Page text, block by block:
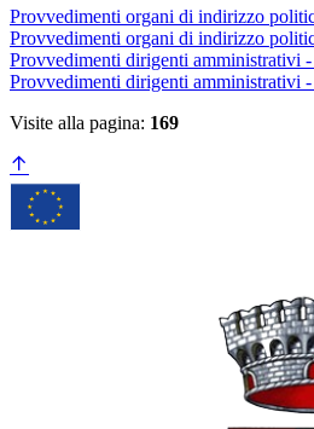
Provvedimenti organi di indirizzo
Provvedimenti organi di indirizzo
Provvedimenti dirigenti amministrativi
Provvedimenti dirigenti amministrativi
Visite alla pagina: 169